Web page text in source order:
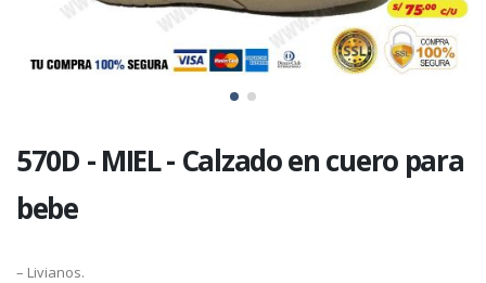
570D - MIEL - Calzado en cuero para
bebe
– Livianos.